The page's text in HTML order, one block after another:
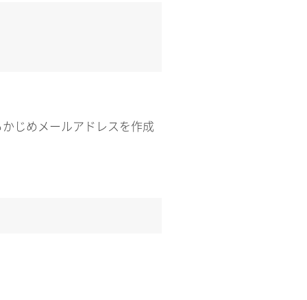
じめメールアドレスを作成